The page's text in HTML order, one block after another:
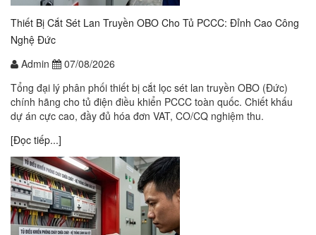
Thiết Bị Cắt Sét Lan Truyền OBO Cho Tủ PCCC: Đỉnh Cao Công
Nghệ Đức
Admin
07/08/2026
Tổng đại lý phân phối thiết bị cắt lọc sét lan truyền OBO (Đức)
chính hãng cho tủ điện điều khiển PCCC toàn quốc. Chiết khấu
dự án cực cao, đầy đủ hóa đơn VAT, CO/CQ nghiệm thu.
[Đọc tiếp...]